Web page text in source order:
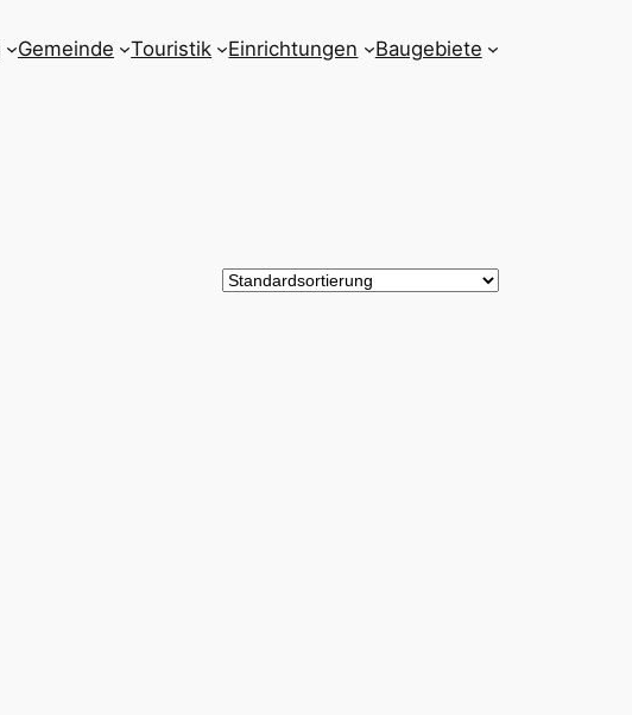
Gemeinde Touristik Einrichtungen Baugebiete